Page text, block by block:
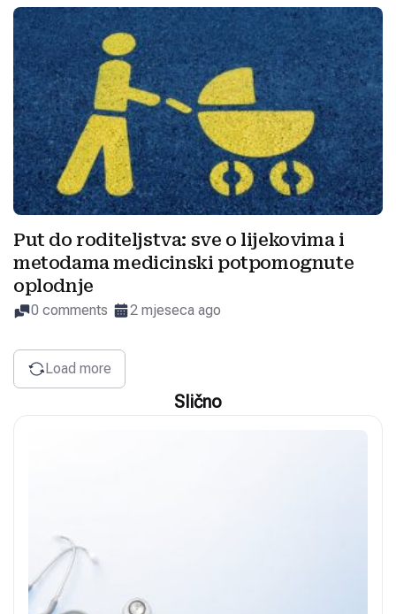
Put do roditeljstva: sve o lijekovima i
metodama medicinski potpomognute
oplodnje
0 comments 2 mjeseca ago
Load more
Slično